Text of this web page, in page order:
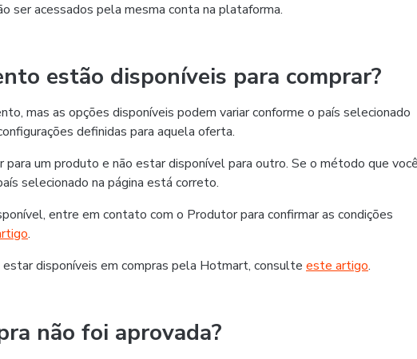
ser acessados pela mesma conta na plataforma.
estão disponíveis para comprar?
mas as opções disponíveis podem variar conforme o país selecionado
definidas para aquela oferta.
para um produto e não estar disponível para outro. Se o método que
selecionado na página está correto.
entre em contato com o Produtor para confirmar as condições
.
disponíveis em compras pela Hotmart, consulte este artigo.
não foi aprovada?